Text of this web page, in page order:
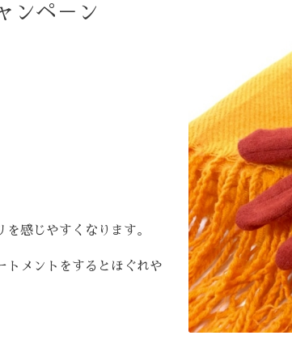
ンペ－ン
感じやすくなります。
トメントをするとほぐれや